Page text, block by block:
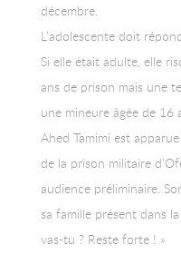
décembre.
L’adolescente doit
Si elle était adulte, elle
ans de prison mais une
une mineure âgée de 16
Ahed Tamimi est
de la prison militaire
audience préliminaire.
sa famille présent dans
vas-tu ? Reste forte ! »